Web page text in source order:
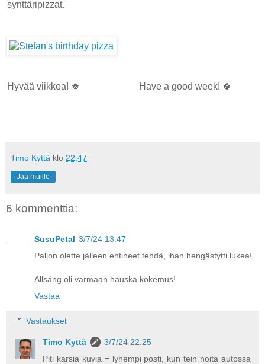
synttäripizzat.
Hyvää viikkoa! 🍀 Have a good week! 🍀
Timo Kyttä klo 22:47
Jaa muille
6 kommenttia:
SusuPetal 3/7/24 13:47
Paljon olette jälleen ehtineet tehdä, ihan hengästytti lukea!
Allsång oli varmaan hauska kokemus!
Vastaa
Vastaukset
Timo Kyttä
3/7/24 22:25
Piti karsia kuvia = lyhempi posti, kun tein noita autossa